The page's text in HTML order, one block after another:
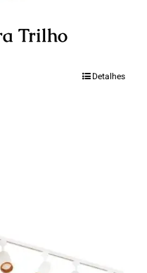
Trilho
Detalhes